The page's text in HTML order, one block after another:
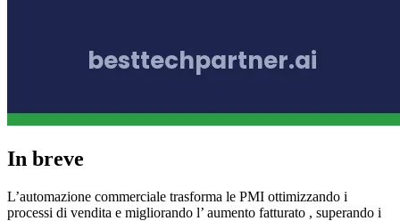
In breve
L’automazione commerciale trasforma le PMI ottimizzando i
processi di vendita e migliorando l’ aumento fatturato , superando i